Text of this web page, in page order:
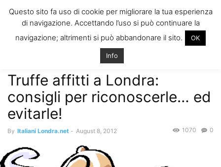
ITALIANI A
LONDRA
Il blog degli Italiani nella rebel city
Home Come trovare casa
Truffe affitti a Londra: consigli per
Truffe affitti a Londra:
consigli per riconoscerle… ed
evitarle!
By Italiani Londra.net - August 8, 2012 0
1070
Questo sito fa uso di cookie per migliorare la tua esperienza
di navigazione. Accettando l’uso si può continuare la
navigazione; altrimenti si può abbandonare il sito.
OK
Info